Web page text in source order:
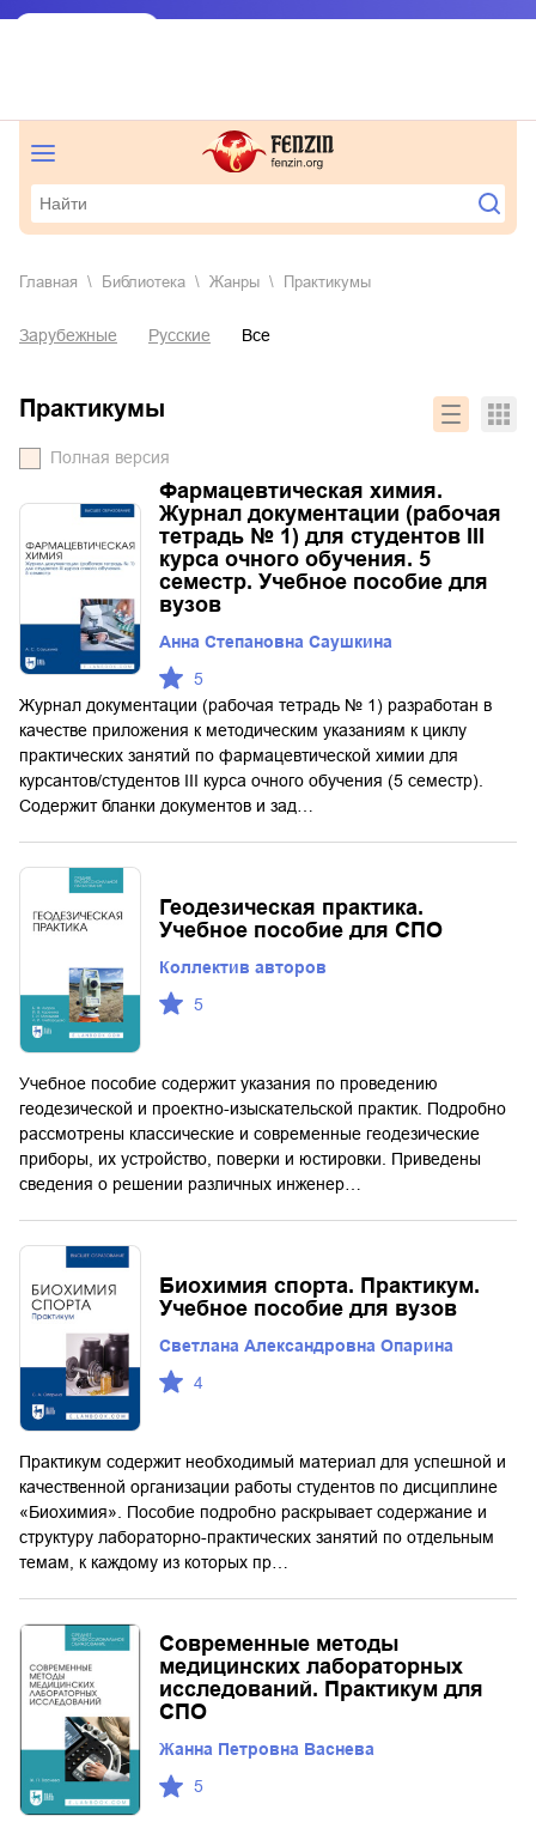
Главная Библиотека Жанры практикумы
Зарубежные Русские Все
практикумы
Полная версия
Фармацевтическая химия.
Журнал документации (рабочая
тетрадь № 1) для студентов III
курса очного обучения. 5
семестр. Учебное пособие для
вузов
Анна Степановна Саушкина
5
Журнал документации (рабочая тетрадь № 1) разработан в
качестве приложения к методическим указаниям к циклу
практических занятий по фармацевтической химии для
курсантов/студентов III курса очного обучения (5 семестр).
Содержит бланки документов и зад…
Геодезическая практика.
Учебное пособие для СПО
Коллектив авторов
5
Учебное пособие содержит указания по проведению
геодезической и проектно-изыскательской практик. Подробно
рассмотрены классические и современные геодезические
приборы, их устройство, поверки и юстировки. Приведены
сведения о решении различных инженер…
Биохимия спорта. Практикум.
Учебное пособие для вузов
Светлана Александровна Опарина
4
Практикум содержит необходимый материал для успешной и
качественной организации работы студентов по дисциплине
«Биохимия». Пособие подробно раскрывает содержание и
структуру лабораторно-практических занятий по отдельным
темам, к каждому из которых пр…
Современные методы
медицинских лабораторных
исследований. Практикум для
СПО
Жанна Петровна Васнева
5